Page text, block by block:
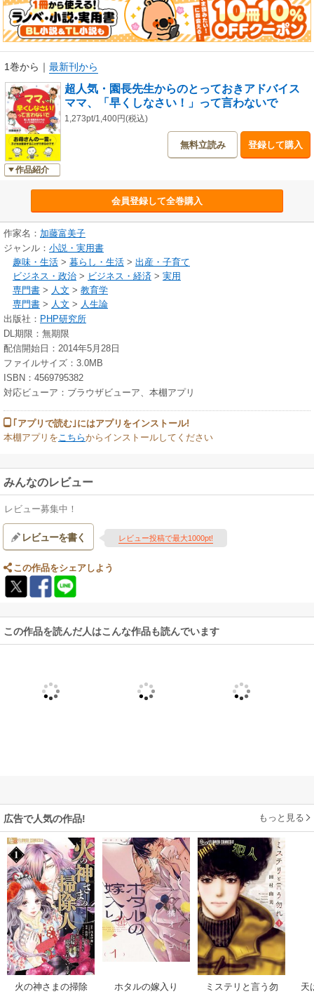
の遅い子、好き嫌いのある子、親離れに時間のかかる子、ほかの子とは違
うことに興味を持つ子、たくさんのお子さんをみてきた園長先生だからこ
そできる、お母さんの立場にたったやさしいアドバイスです。
1巻から ｜ 最新刊から
作品紹介
超人気・園長先生からのとっておきアドバイス
ママ、「早くしなさい！」って言わないで
1,273pt/1,400円(税込)
無料立読み 登録して購入
会員登録して全巻購入
作家名： 加藤富美子
ジャンル： 小説・実用書
趣味・生活 > 暮らし・生活 > 出産・子育て
ビジネス・政治 > ビジネス・経済 > 実用
専門書 > 人文 > 教育学
専門書 > 人文 > 人生論
出版社： PHP研究所
DL期限：無期限
配信開始日：2014年5月28日
ファイルサイズ：3.0MB
ISBN：4569795382
対応ビューア：ブラウザビューア、本棚アプリ
｢アプリで読む｣にはアプリをインストール!
本棚アプリを こちらからインストールしてください
みんなのレビュー
レビュー募集中！
レビューを書く レビュー投稿で最大1000pt!
この作品をシェアしよう
この作品を読んだ人はこんな作品も読んでいます
広告で人気の作品! もっと見る
火の神さまの掃除 ホタルの嫁入り ミステリと言う勿 天